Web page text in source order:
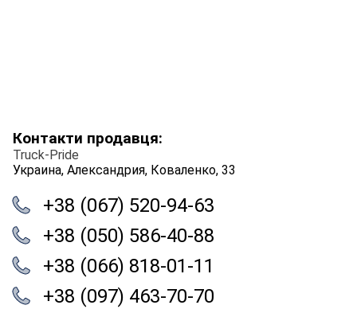
Контакти продавця:
Truck-Pride
Украина, Александрия, Коваленко, 33
+38 (067) 520-94-63
+38 (050) 586-40-88
+38 (066) 818-01-11
+38 (097) 463-70-70